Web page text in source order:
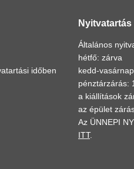
időben
Nyitvatartás
Általános
hétfő: zárva
kedd-
pénztárzárás:
a kiállítások
az épület
Az ÜNNEPI
ITT.